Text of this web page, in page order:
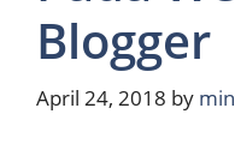
Blogger
April 24, 2018 by